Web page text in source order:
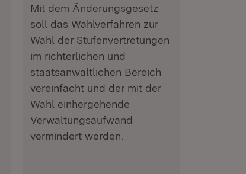
Mit dem Änderungsgesetz
soll das Wahlverfahren zur
Wahl der Stufenvertretungen
im richterlichen und
staatsanwaltlichen Bereich
vereinfacht und der mit der
Wahl einhergehende
Verwaltungsaufwand
vermindert werden.